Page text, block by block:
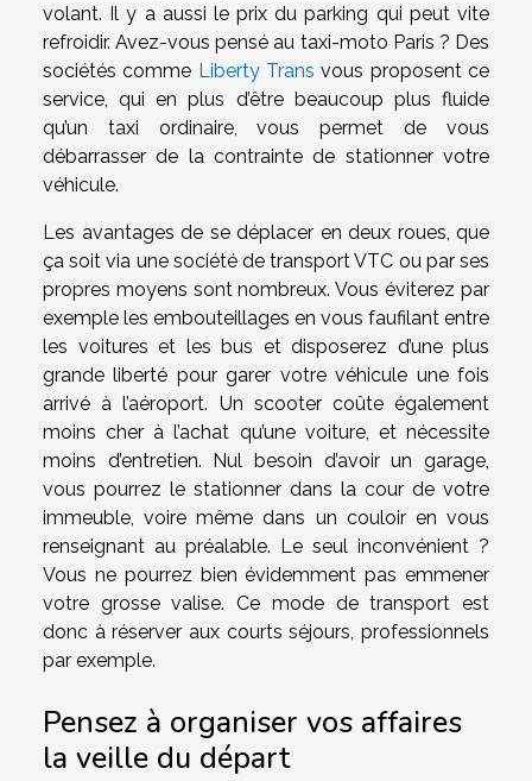
volant. Il y a aussi le prix du parking qui peut vite
refroidir. Avez-vous pensé au taxi-moto Paris ? Des
sociétés comme Liberty Trans vous proposent ce
service, qui en plus d’être beaucoup plus fluide
qu’un taxi ordinaire, vous permet de vous
débarrasser de la contrainte de stationner votre
véhicule.
Les avantages de se déplacer en deux roues, que
ça soit via une société de transport VTC ou par ses
propres moyens sont nombreux. Vous éviterez par
exemple les embouteillages en vous faufilant entre
les voitures et les bus et disposerez d’une plus
grande liberté pour garer votre véhicule une fois
arrivé à l’aéroport. Un scooter coûte également
moins cher à l’achat qu’une voiture, et nécessite
moins d’entretien. Nul besoin d’avoir un garage,
vous pourrez le stationner dans la cour de votre
immeuble, voire même dans un couloir en vous
renseignant au préalable. Le seul inconvénient ?
Vous ne pourrez bien évidemment pas emmener
votre grosse valise. Ce mode de transport est
donc à réserver aux courts séjours, professionnels
par exemple.
Pensez à organiser vos affaires
la veille du départ